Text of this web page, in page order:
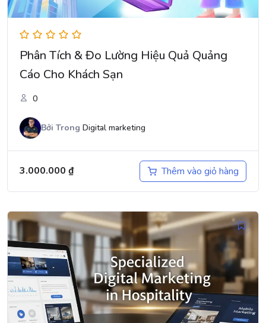
Phân Tích & Đo Lường Hiệu Quả Quảng
Cáo Cho Khách Sạn
0
Bởi Trong Digital marketing
3.000.000 ₫ Thêm vào giỏ hàng